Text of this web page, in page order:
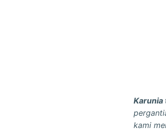
Karunia
kami